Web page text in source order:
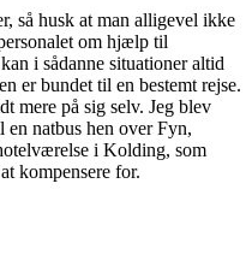
så husk at man alligevel ikke
om hjælp til
i sådanne situationer altid
er bundet til en bestemt rejse.
mere på sig selv. Jeg blev
en natbus hen over Fyn,
i Kolding, som
kompensere for.